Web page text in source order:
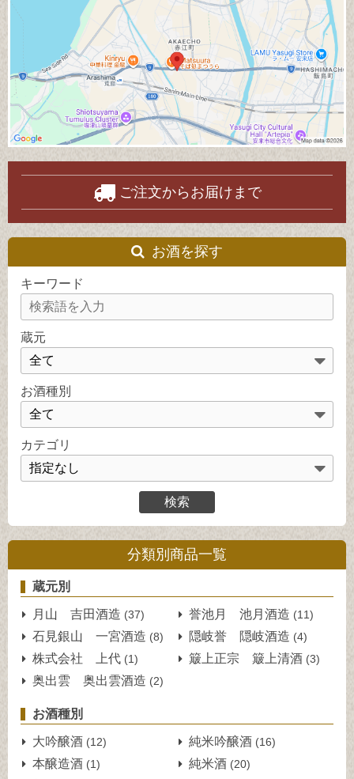
ご注文からお届けまで
お酒を探す
キーワード
蔵元
お酒種別
カテゴリ
分類別商品一覧
蔵元別
月山 吉田酒造 (37) 誉池月 池月酒造 (11)
石見銀山 一宮酒造 (8) 隠岐誉 隠岐酒造 (4)
株式会社 上代 (1) 簸上正宗 簸上清酒 (3)
奥出雲 奥出雲酒造 (2)
お酒種別
大吟醸酒 (12) 純米吟醸酒 (16)
本醸造酒 (1) 純米酒 (20)